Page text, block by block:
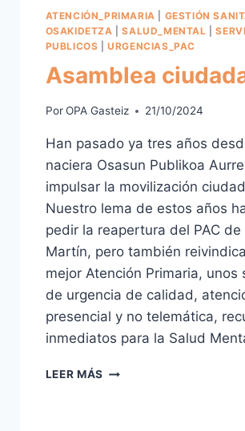
ATENCIÓN_PRIMARIA GESTIÓN
OSAKIDETZA
|SALUD_MENTAL |
PUBLICOS |URGENCIAS_PAC
Asamblea
Por OPA Gasteiz 21/10/2024
Han pasado ya tres años
naciera Osasun Publikoa
impulsar la movilización
Nuestro lema de estos años
pedir la reapertura del PAC de
Martín, pero también
mejor Atención Primaria, unos
de urgencia de calidad,
presencial y no telemática,
inmediatos para la Salud
LEER MÁS ASAMBLEA